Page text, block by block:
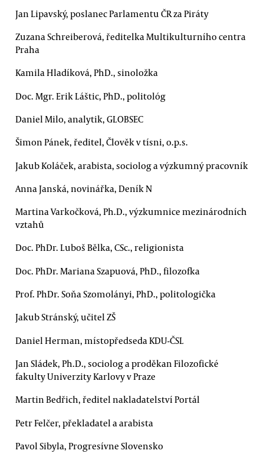
Jan Lipavský, poslanec Parlamentu ČR za Piráty
Zuzana Schreiberová, ředitelka Multikulturního centra
Praha
Kamila Hladíková, PhD., sinoložka
Doc. Mgr. Erik Láštic, PhD., politológ
Daniel Milo, analytik, GLOBSEC
Šimon Pánek, ředitel, Člověk v tísni, o.p.s.
Jakub Koláček, arabista, sociolog a výzkumný pracovník
Anna Janská, novinářka, Deník N
Martina Varkočková, Ph.D., výzkumnice mezinárodních
vztahů
Doc. PhDr. Luboš Bělka, CSc., religionista
Doc. PhDr. Mariana Szapuová, PhD., filozofka
Prof. PhDr. Soňa Szomolányi, PhD., politologička
Jakub Stránský, učitel ZŠ
Daniel Herman, místopředseda KDU-ČSL
Jan Sládek, Ph.D., sociolog a proděkan Filozofické
fakulty Univerzity Karlovy v Praze
Martin Bedřich, ředitel nakladatelství Portál
Petr Felčer, překladatel a arabista
Pavol Sibyla, Progresívne Slovensko